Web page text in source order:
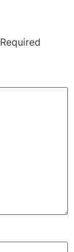
Required